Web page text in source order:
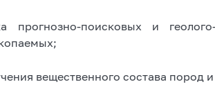
прогнозно-поисковых и
вещественного состава пород